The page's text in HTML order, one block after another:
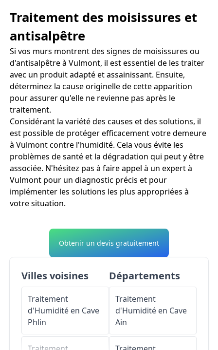
Traitement des moisissures et
antisalpêtre
Si vos murs montrent des signes de moisissures ou
d'antisalpêtre à Vulmont, il est essentiel de les traiter
avec un produit adapté et assainissant. Ensuite,
déterminez la cause originelle de cette apparition
pour assurer qu'elle ne revienne pas après le
traitement.
Considérant la variété des causes et des solutions, il
est possible de protéger efficacement votre demeure
à Vulmont contre l'humidité. Cela vous évite les
problèmes de santé et la dégradation qui peut y être
associée. N'hésitez pas à faire appel à un expert à
Vulmont pour un diagnostic précis et pour
implémenter les solutions les plus appropriées à
votre situation.
Obtenir un devis gratuitement
Villes voisines
Traitement
d'Humidité en Cave
Phlin
Départements
Traitement
d'Humidité en Cave
Ain